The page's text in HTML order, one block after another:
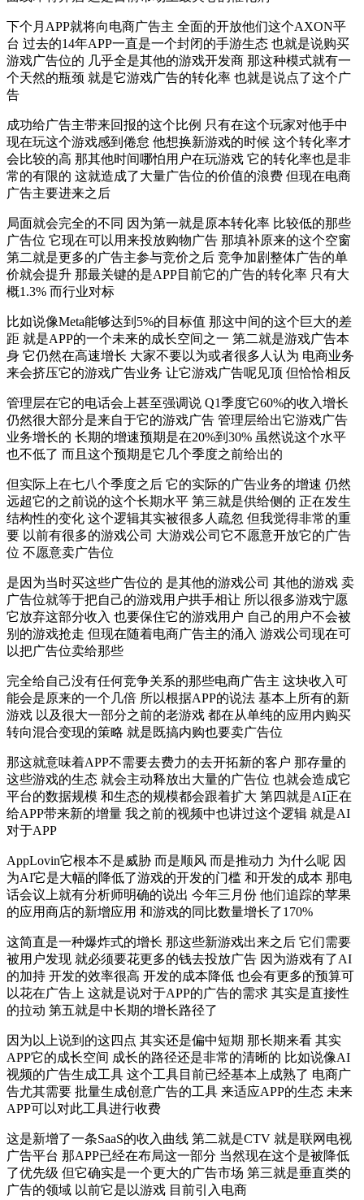
下个月APP就将向电商广告主 全面的开放他们这个AXON平
台 过去的14年APP一直是一个封闭的手游生态 也就是说购买
游戏广告位的 几乎全是其他的游戏开发商 那这种模式就有一
个天然的瓶颈 就是它游戏广告的转化率 也就是说点了这个广
告
成功给广告主带来回报的这个比例 只有在这个玩家对他手中
现在玩这个游戏感到倦怠 他想换新游戏的时候 这个转化率才
会比较的高 那其他时间哪怕用户在玩游戏 它的转化率也是非
常的有限的 这就造成了大量广告位的价值的浪费 但现在电商
广告主要进来之后
局面就会完全的不同 因为第一就是原本转化率 比较低的那些
广告位 它现在可以用来投放购物广告 那填补原来的这个空窗
第二就是更多的广告主参与竞价之后 竞争加剧整体广告的单
价就会提升 那最关键的是APP目前它的广告的转化率 只有大
概1.3% 而行业对标
比如说像Meta能够达到5%的目标值 那这中间的这个巨大的差
距 就是APP的一个未来的成长空间之一 第二就是游戏广告本
身 它仍然在高速增长 大家不要以为或者很多人认为 电商业务
来会挤压它的游戏广告业务 让它游戏广告呢见顶 但恰恰相反
管理层在它的电话会上甚至强调说 Q1季度它60%的收入增长
仍然很大部分是来自于它的游戏广告 管理层给出它游戏广告
业务增长的 长期的增速预期是在20%到30% 虽然说这个水平
也不低了 而且这个预期是它几个季度之前给出的
但实际上在七八个季度之后 它的实际的广告业务的增速 仍然
远超它的之前说的这个长期水平 第三就是供给侧的 正在发生
结构性的变化 这个逻辑其实被很多人疏忽 但我觉得非常的重
要 以前有很多的游戏公司 大游戏公司它不愿意开放它的广告
位 不愿意卖广告位
是因为当时买这些广告位的 是其他的游戏公司 其他的游戏 卖
广告位就等于把自己的游戏用户拱手相让 所以很多游戏宁愿
它放弃这部分收入 也要保住它的游戏用户 自己的用户不会被
别的游戏抢走 但现在随着电商广告主的涌入 游戏公司现在可
以把广告位卖给那些
完全给自己没有任何竞争关系的那些电商广告主 这块收入可
能会是原来的一个几倍 所以根据APP的说法 基本上所有的新
游戏 以及很大一部分之前的老游戏 都在从单纯的应用内购买
转向混合变现的策略 就是既搞内购也要卖广告位
那这就意味着APP不需要去费力的去开拓新的客户 那存量的
这些游戏的生态 就会主动释放出大量的广告位 也就会造成它
平台的数据规模 和生态的规模都会跟着扩大 第四就是AI正在
给APP带来新的增量 我之前的视频中也讲过这个逻辑 就是AI
对于APP
AppLovin它根本不是威胁 而是顺风 而是推动力 为什么呢 因
为AI它是大幅的降低了游戏的开发的门槛 和开发的成本 那电
话会议上就有分析师明确的说出 今年三月份 他们追踪的苹果
的应用商店的新增应用 和游戏的同比数量增长了170%
这简直是一种爆炸式的增长 那这些新游戏出来之后 它们需要
被用户发现 就必须要花更多的钱去投放广告 因为游戏有了AI
的加持 开发的效率很高 开发的成本降低 也会有更多的预算可
以花在广告上 这就是说对于APP的广告的需求 其实是直接性
的拉动 第五就是中长期的增长路径了
因为以上说到的这四点 其实还是偏中短期 那长期来看 其实
APP它的成长空间 成长的路径还是非常的清晰的 比如说像AI
视频的广告生成工具 这个工具目前已经基本上成熟了 电商广
告尤其需要 批量生成创意广告的工具 来适应APP的生态 未来
APP可以对此工具进行收费
这是新增了一条SaaS的收入曲线 第二就是CTV 就是联网电视
广告平台 那APP已经在布局这一部分 当然现在这个是被降低
了优先级 但它确实是一个更大的广告市场 第三就是垂直类的
广告的领域 以前它是以游戏 目前引入电商